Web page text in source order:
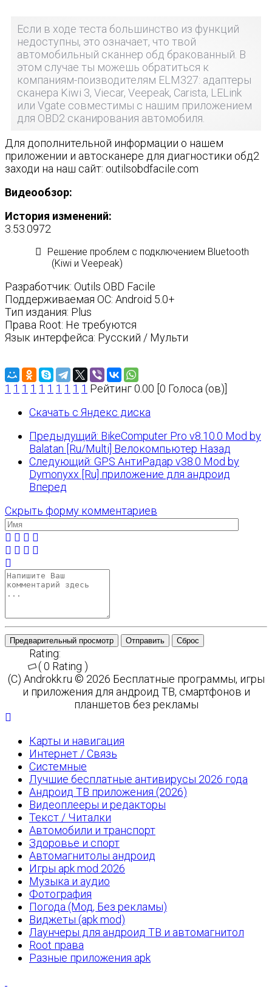
Если в ходе теста большинство из функций
недоступны, это означает, что твой
автомобильный сканнер обд бракованный. В
этом случае ты можешь обратиться к
компаниям-поизводителям ELM327: адаптеры
сканера Kiwi 3, Viecar, Veepeak, Carista, LELink
или Vgate совместимы с нашим приложением
для OBD2 сканирования автомобиля.
Для дополнительной информации о нашем
приложении и автосканере для диагностики обд2
заходи на наш сайт: outilsobdfacile.com
Видеообзор:
История изменений:
3.53.0972
Решение проблем с подключением Bluetooth
(Kiwi и Veepeak)
Разработчик: Outils OBD Facile
Поддерживаемая ОС: Android 5.0+
Тип издания: Plus
Права Root: Не требуются
Язык интерфейса: Русский / Мульти
1 1 1 1 1 1 1 1 1 1 Рейтинг 0.00 [0 Голоса (ов)]
Скачать с Яндекс диска
Предыдущий: BikeComputer Pro v8.10.0 Mod by
Balatan [Ru/Multi] Велокомпьютер Назад
Следующий: GPS АнтиРадар v38.0 Mod by
Dymonyxx [Ru] приложение для андроид
Вперед
Скрыть форму комментариев
Предварительный просмотр Отправить Сброс
Rating:
( 0 Rating )
(C) Androkk.ru © 2026 Бесплатные программы, игры
и приложения для андроид ТВ, смартфонов и
планшетов без рекламы
Карты и навигация
Интернет / Связь
Системные
Лучшие бесплатные антивирусы 2026 года
Андроид ТВ приложения (2026)
Видеоплееры и редакторы
Текст / Читалки
Автомобили и транспорт
Здоровье и спорт
Автомагнитолы андроид
Игры apk mod 2026
Музыка и аудио
Фотография
Погода (Мод, Без рекламы)
Виджеты (apk mod)
Лаунчеры для андроид ТВ и автомагнитол
Root права
Разные приложения apk